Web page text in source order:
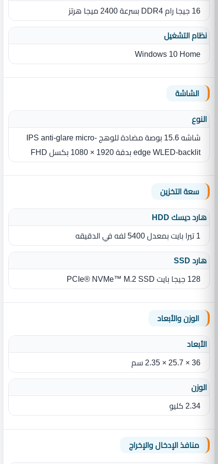
16 جيجا رام DDR4 بسرعة 2400 ميجا هرتز
نظام التشغيل
Windows 10 Home
الشاشة
النوع
شاشه 15.6 بوصة مضادة للوهج IPS anti-glare micro-
edge WLED-backlit بدقة 1920 × 1080‏ بكسل FHD
سعة التخزين
هارد ديسك HDD
1 تيرا بايت بمعدل 5400 لفه في الدقيقه
هارد SSD
128 جيجا بايت PCIe® NVMe™ M.2 SSD
الوزن والأبعاد
الأبعاد
36 × 25.7 × 2.35 سم
الوزن
2.34 كليو
منافذ الإدخال والإخراج